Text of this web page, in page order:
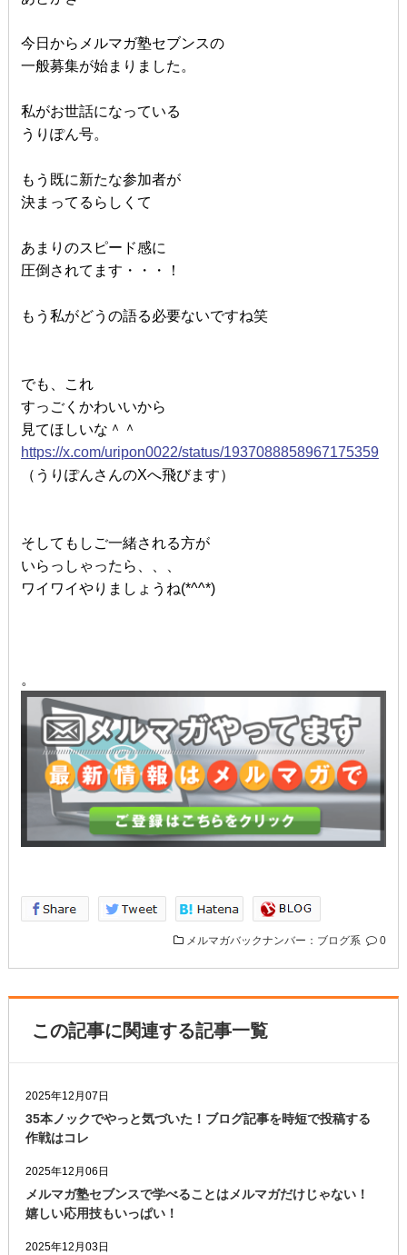
今日からメルマガ塾セブンスの
一般募集が始まりました。
私がお世話になっている
うりぽん号。
もう既に新たな参加者が
決まってるらしくて
あまりのスピード感に
圧倒されてます・・・！
もう私がどうの語る必要ないですね笑
でも、これ
すっごくかわいいから
見てほしいな＾＾
https://x.com/uripon0022/status/1937088858967175359
（うりぽんさんのXへ飛びます）
そしてもしご一緒される方が
いらっしゃったら、、、
ワイワイやりましょうね(*^^*)
。
メルマガバックナンバー：ブログ系 0
この記事に関連する記事一覧
2025年12月07日
35本ノックでやっと気づいた！ブログ記事を時短で投稿する
作戦はコレ
2025年12月06日
メルマガ塾セブンスで学べることはメルマガだけじゃない！
嬉しい応用技もいっぱい！
2025年12月03日